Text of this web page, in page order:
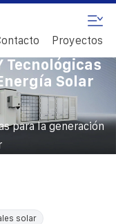
Proyectos
Tecnológicas
Solar
para la generación
solar